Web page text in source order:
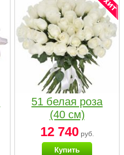
51 белая роза
(40 см)
12 740руб.
Купить